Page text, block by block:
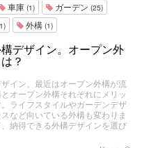
車庫 (1) ガーデン (25)
外構 (1)
デザイン。オープン外
？
イン。最近はオープン外構が流
オープン外構それぞれにメリッ
ライフスタイルやガーデンデザ
など向いている外構も変わりま
納得できる外構デザインを選び